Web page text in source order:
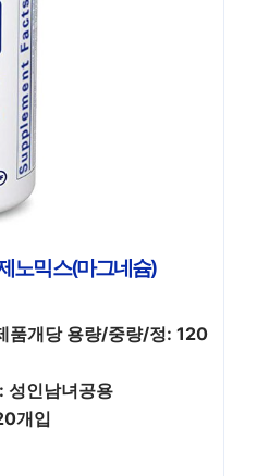
노믹스(마그네슘)
품개당 용량/중량/정: 120
성인남녀공용
개입